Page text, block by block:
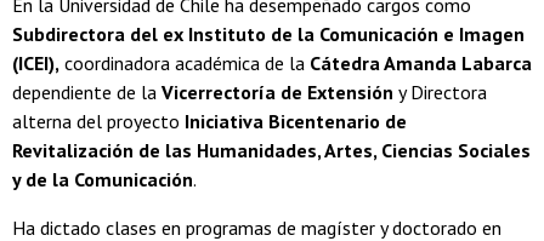
En la Universidad de Chile ha desempeñado cargos como
Subdirectora del ex Instituto de la Comunicación e Imagen
(ICEI), coordinadora académica de la Cátedra Amanda Labarca
dependiente de la Vicerrectoría de Extensión y Directora
alterna del proyecto Iniciativa Bicentenario de
Revitalización de las Humanidades, Artes, Ciencias Sociales
y de la Comunicación.
Ha dictado clases en programas de magíster y doctorado en